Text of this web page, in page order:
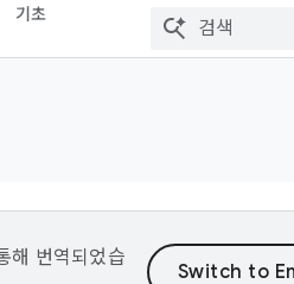
기초
해 번역되었습